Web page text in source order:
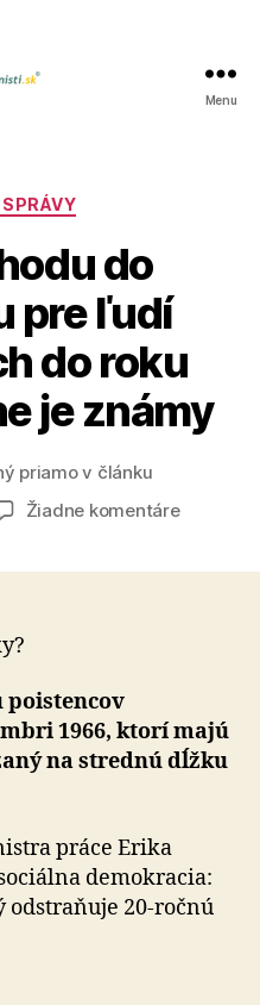
Menu
do
pre ľudí
do roku
je známy
priamo v článku
Žiadne komentárena
roku
1967
poistencov
1966, ktorí majú
na strednú dĺžku
práce Erika
demokracia:
odstraňuje 20-ročnú